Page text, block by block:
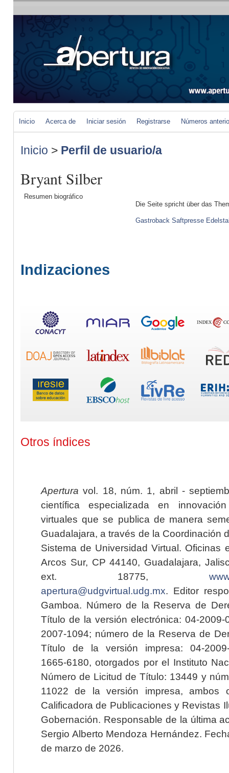
Inicio Acerca de Iniciar sesión Registrarse Números
Inicio > Perfil de usuario/a
Bryant Silber
Resumen biográfico
Die Seite spricht über das
Gastroback Saftpresse
Indizaciones
Otros índices
Apertura vol. 18, núm. 1, abril -
científica especializada en
virtuales que se publica de manera
Guadalajara, a través de la Coordinación
Sistema de Universidad Virtual. Oficinas
Arcos Sur, CP 44140, Guadalajara,
ext. 18775,
apertura@udgvirtual.udg.mx. Editor
Gamboa. Número de la Reserva de
Título de la versión electrónica: 04-2009-
2007-1094; número de la Reserva de
Título de la versión impresa: 04-2009-
1665-6180, otorgados por el Instituto
Número de Licitud de Título: 13449 y
11022 de la versión impresa, ambos
Calificadora de Publicaciones y Revistas
Gobernación. Responsable de la última
Sergio Alberto Mendoza Hernández.
de marzo de 2026.